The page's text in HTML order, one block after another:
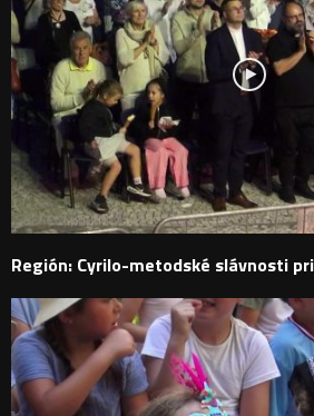
Región: Cyrilo-metodské slávnosti